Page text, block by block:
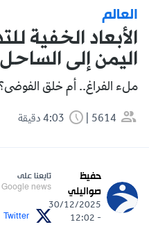
العالم
الأبعاد الخفية
اليمن إلى
ملء الفراغ.. أم خلق
5614
حفيظ
صواليلي
30/12/2025
- 12:02
تابعنا على
Google news
Twitter